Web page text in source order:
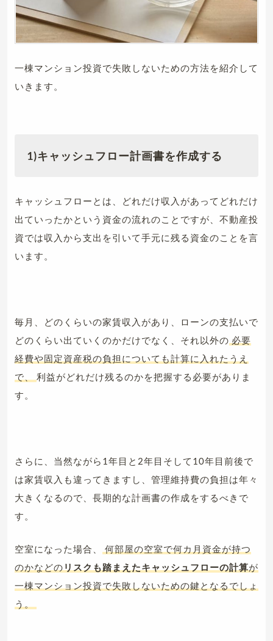
一棟マンション投資で失敗しないための方法を紹介して
いきます。
1)キャッシュフロー計画書を作成する
キャッシュフローとは、どれだけ収入があってどれだけ
出ていったかという資金の流れのことですが、不動産投
資では収入から支出を引いて手元に残る資金のことを言
います。
毎月、どのくらいの家賃収入があり、ローンの支払いで
どのくらい出ていくのかだけでなく、それ以外の 必要
経費や固定資産税の負担についても計算に入れたうえ
で、
利益がどれだけ残るのかを把握する必要がありま
す。
さらに、当然ながら1年目と2年目そして10年目前後で
は家賃収入も違ってきますし、管理維持費の負担は年々
大きくなるので、長期的な計画書の作成をするべきで
す。
空室になった場合、
何部屋の空室で何カ月資金が持つ
のかなどの リスクも踏まえたキャッシュフローの計算が
一棟マンション投資で失敗しないための鍵となるでしょ
う。